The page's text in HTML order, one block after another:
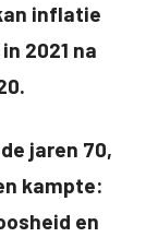
inflatie
2021 na
jaren 70,
kampte:
en